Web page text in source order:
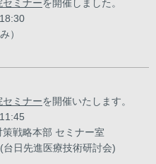
ミナーを開催しました。
）
ミナーを開催いたします。
戦略本部 セミナー室
日先進医療技術研討会)